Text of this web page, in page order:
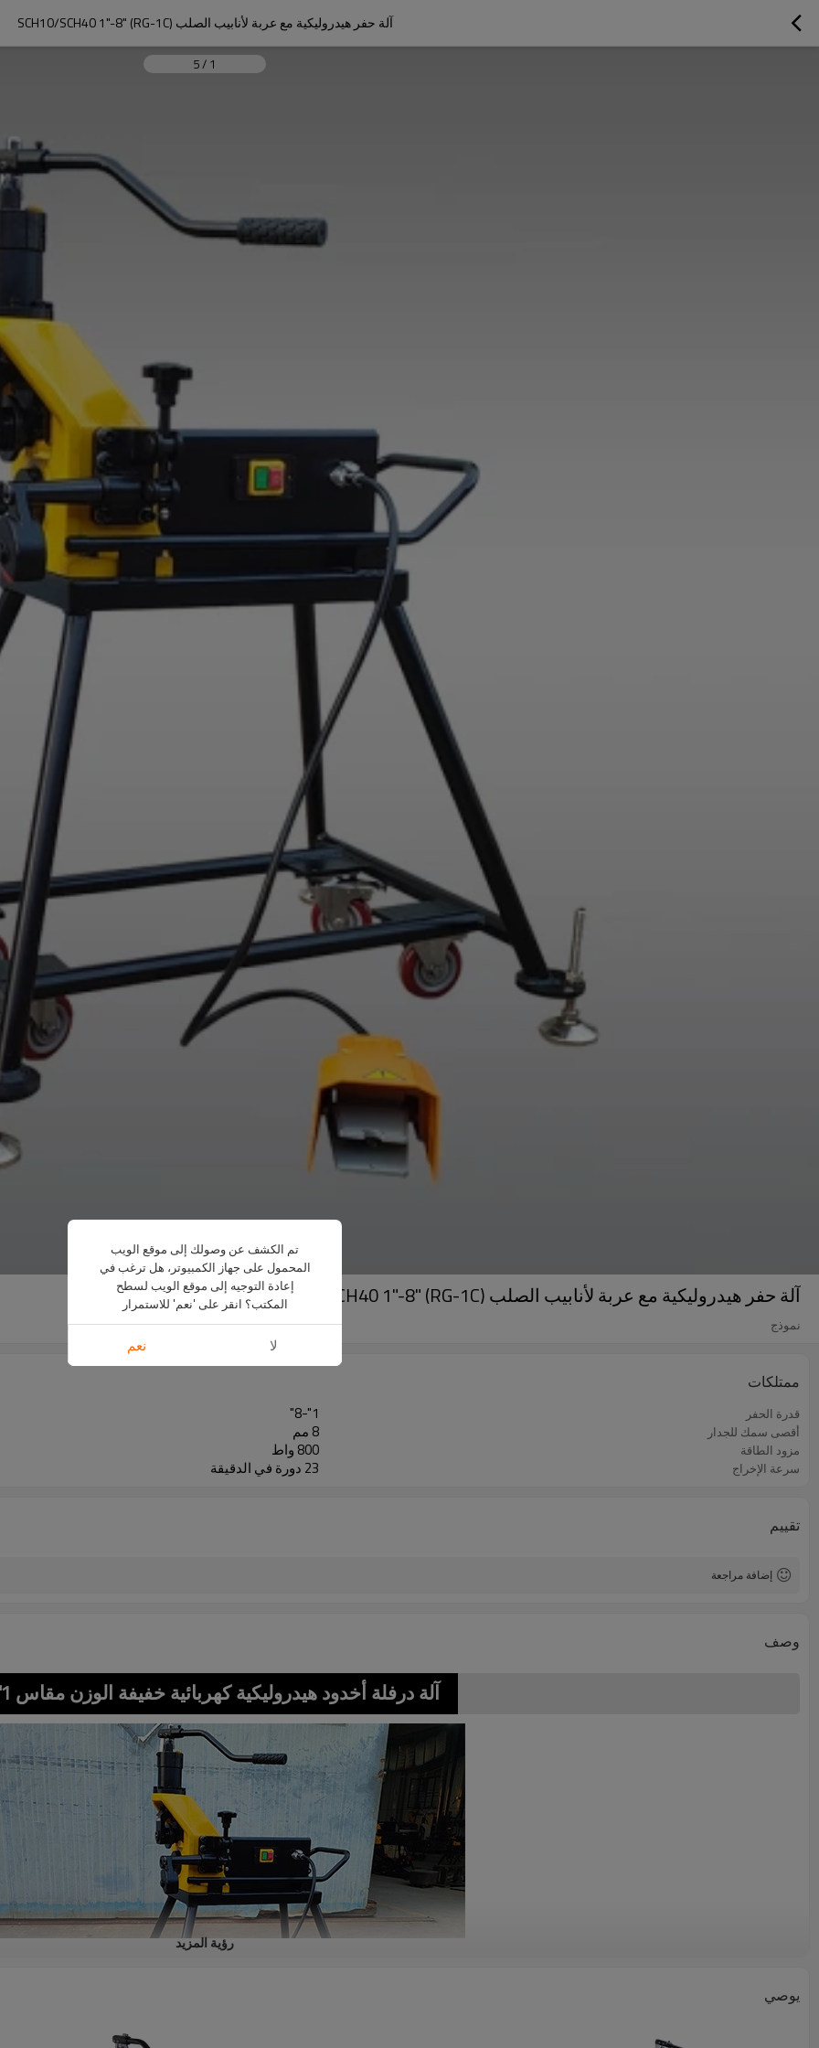
آلة حفر هيدروليكية مع عربة لأنابيب الصلب SCH10/SCH40 1"-8" (RG-1C)
1
/
5
آلة حفر هيدروليكية مع عربة لأنابيب الصلب SCH10/SCH40 1"-8" (RG-1C)
نموذج آر جي-1سي
ممتلكات
قدرة الحفر 1"-8"
أقصى سمك للجدار 8 مم
مزود الطاقة 800 واط
سرعة الإخراج 23 دورة في الدقيقة
تقييم
إضافة مراجعة
وصف
آلة درفلة أخدود هيدروليكية كهربائية خفيفة الوزن مقاس 1"-8"
رؤية المزيد
يوصي
تم الكشف عن وصولك إلى موقع الويب
المحمول على جهاز الكمبيوتر، هل ترغب في
إعادة التوجيه إلى موقع الويب لسطح
المكتب؟ انقر على 'نعم' للاستمرار
لا نعم